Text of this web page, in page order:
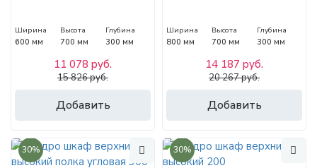
Ширина
600 мм
Высота
700 мм
Глубина
300 мм
Добавить
11 078 руб.
15 826 руб.
Ширина
800 мм
Высота
700 мм
Глубина
300 мм
Добавить
14 187 руб.
20 267 руб.
30% 30%